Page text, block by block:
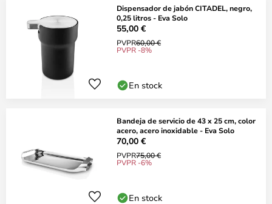
Dispensador de jabón CITADEL, negro,
0,25 litros - Eva Solo
55,00 €
PVPR60,00 €
PVPR -8%
En stock
Bandeja de servicio de 43 x 25 cm, color
acero, acero inoxidable - Eva Solo
70,00 €
PVPR75,00 €
PVPR -6%
En stock